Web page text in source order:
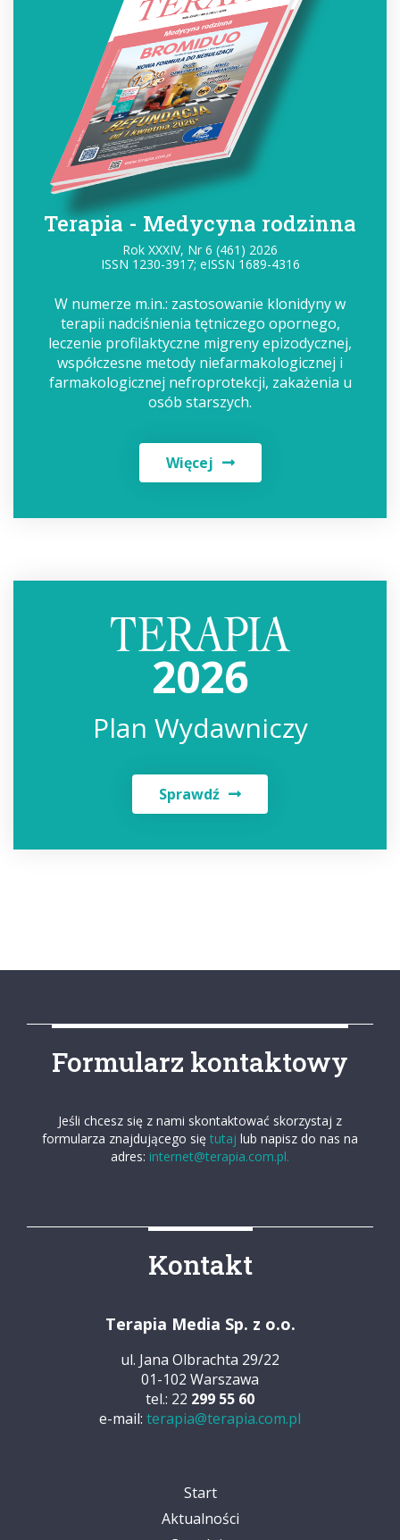
Terapia - Medycyna rodzinna
Rok XXXIV, Nr 6 (461) 2026
ISSN 1230-3917; eISSN 1689-4316
W numerze m.in.: zastosowanie klonidyny w
terapii nadciśnienia tętniczego opornego,
leczenie profilaktyczne migreny epizodycznej,
współczesne metody niefarmakologicznej i
farmakologicznej nefroprotekcji, zakażenia u
osób starszych.
Więcej
2026
Plan Wydawniczy
Sprawdź
Formularz kontaktowy
Jeśli chcesz się z nami skontaktować skorzystaj z
formularza znajdującego się tutaj lub napisz do nas na
adres: internet@terapia.com.pl.
Kontakt
Terapia Media Sp. z o.o.
ul. Jana Olbrachta 29/22
01-102 Warszawa
tel.: 22 299 55 60
e-mail: terapia@terapia.com.pl
Start
Aktualności